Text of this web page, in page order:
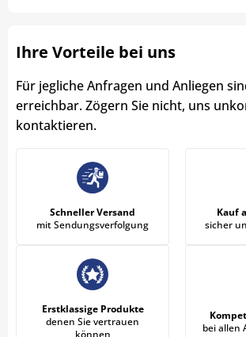
Ihre Vorteile bei uns
Für jegliche Anfragen und Anliegen
erreichbar. Zögern Sie nicht, uns
kontaktieren.
Schneller Versand
mit Sendungsverfolgung
Kauf
sicher
Erstklassige Produkte
denen Sie vertrauen
können
bei allen